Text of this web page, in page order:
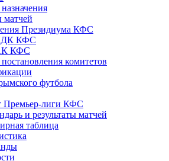
матчей
Президиума КФС
КФС
КФС
комитетов
футбола
Премьер-лиги КФС
и результаты матчей
таблица